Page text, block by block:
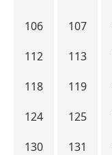
106
107
112
113
118
119
124
125
130
131